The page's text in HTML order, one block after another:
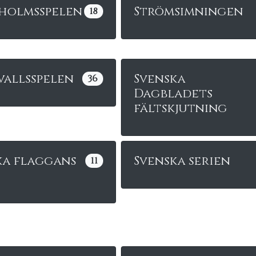
18 Strömsimningen
36
Svenska
Dagbladets
fältskjutning
11
flaggans
Svenska serien